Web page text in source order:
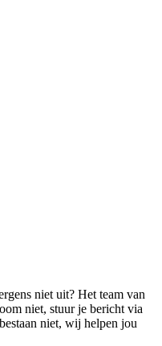
niet uit? Het team van
niet, stuur je bericht via
niet, wij helpen jou